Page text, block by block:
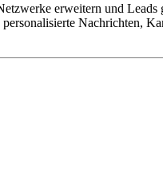
erweitern und Leads
Nachrichten,